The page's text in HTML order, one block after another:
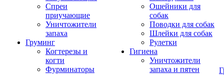
Спреи
приучающие
Уничтожители
запаха
Груминг
Когтерезы и
когти
Фурминаторы
Ошейники для
собак
Поводки для собак
Шлейки для собак
Рулетки
Гигиена
Уничтожители
запаха и пятен